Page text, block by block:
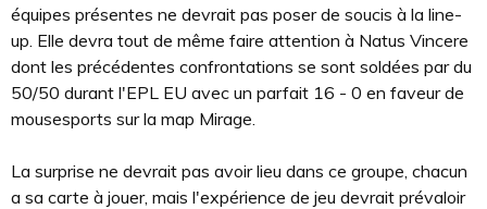
équipes présentes ne devrait pas poser de soucis à la line-
up. Elle devra tout de même faire attention à Natus Vincere
dont les précédentes confrontations se sont soldées par du
50/50 durant l'EPL EU avec un parfait 16 - 0 en faveur de
mousesports sur la map Mirage.
La surprise ne devrait pas avoir lieu dans ce groupe, chacun
a sa carte à jouer, mais l'expérience de jeu devrait prévaloir